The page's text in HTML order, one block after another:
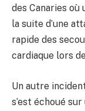
des Canaries où
la suite d’une
rapide des
cardiaque lors
Un autre
s’est échoué